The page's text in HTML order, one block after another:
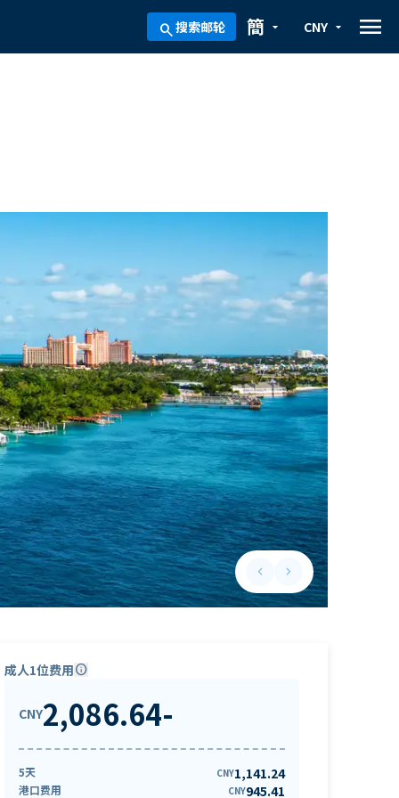
search搜索邮轮 arrow_drop_down
簡 arrow_drop_down
CNY menu
keyboard_arrow_leftPrevious slide
keyboard_arrow_rightNext slide
成人1位费用info
CNY2,086.64-
5天 CNY1,141.24
港口费用 CNY945.41